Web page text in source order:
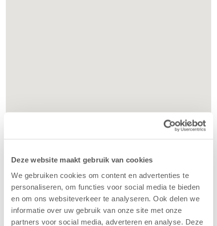
Deze website maakt gebruik van cookies
We gebruiken cookies om content en advertenties te
personaliseren, om functies voor social media te bieden
en om ons websiteverkeer te analyseren. Ook delen we
informatie over uw gebruik van onze site met onze
partners voor social media, adverteren en analyse. Deze